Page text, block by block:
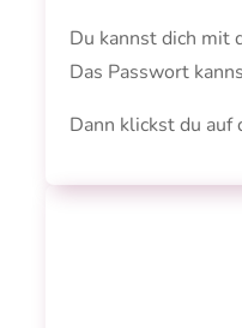
Du kannst dich mit
Das Passwort
Dann klickst du